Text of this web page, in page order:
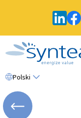
Polski